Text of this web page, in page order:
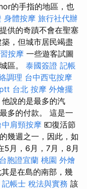
的手指的地區，也
身體按摩 旅行社代辦
供的奇蹟不會在聖塞
，但城市居民竭盡
按摩 一些遊客試圖
區。 泰國簽證 記帳
調理 台中西屯按摩
台北 按摩 外燴擺
說的是最多的汽
多的付款。 這是一
中肩頸按摩 💶復活節
幾週之一，因此，如
5月，6月，7月，8月
台胞證宜蘭 桃園 外燴
是在島的南部，幾
記帳士 稅法與實務 該